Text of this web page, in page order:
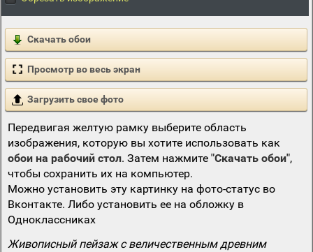
Скачать обои
Просмотр во весь экран
Загрузить свое фото
Передвигая желтую рамку выберите область
изображения, которую вы хотите использовать как
обои на рабочий стол. Затем нажмите "Скачать обои",
чтобы сохранить их на компьютер.
Можно установить эту картинку на фото-статус во
Вконтакте. Либо установить ее на обложку в
Одноклассниках
Живописный пейзаж с величественным древним